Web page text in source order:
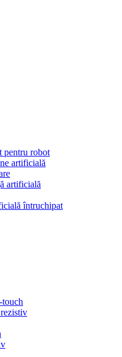
pentru robot
artificială
artificială
întruchipat